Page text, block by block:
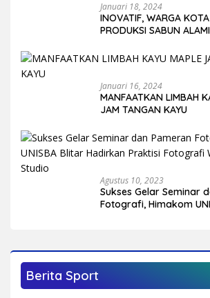
Januari 18, 2024
INOVATIF, WARGA
PRODUKSI SABUN
Januari 16, 2024
MANFAATKAN LIMBAH
JAM TANGAN KAYU
Agustus 10, 2023
Sukses Gelar Seminar
Fotografi, Himakom
Berita Sport